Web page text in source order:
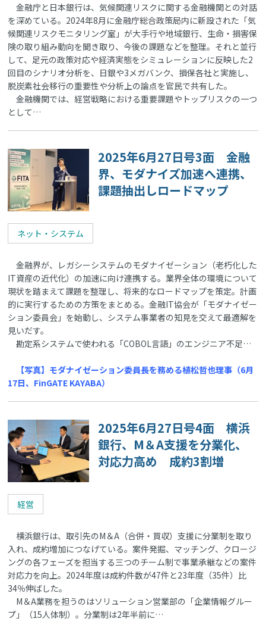
金融庁と日本銀行は、気候関連リスクに関する金融機関との対話
を深めている。2024年8月に金融庁総合政策局内に新設された「気
候関連リスクモニタリング室」が大手行や地域銀行、生命・損害保
険の取り組み動向を聞き取り、今後の課題などを整理。それと並行
して、足元の政策対応や経済実態をシミュレーションに反映した2
回目のシナリオ分析を、日銀や3メガバンク、損保各社と実施し、
脱炭素社会移行の重要性や分析上の論点を官民で共有した。
金融機関では、経営戦略における重要課題やトップリスクの一つ
として…
2025年6月27日号3面 金融
界、モダナイズ加速へ連携、
課題抽出しロードマップ
ネット・システム
金融界が、レガシーシステムのモダナイゼーション（老朽化した
IT資産の近代化）の加速に向け連携する。業界全体の環境について
現状を踏まえて課題を整理し、将来的なロードマップを策定。計画
的に実行するための方策をまとめる。金融IT協会が「モダナイゼー
ション委員会」を始動し、システム事業者の知見を交えて最適解を
見いだす。
勘定系システムで使われる「COBOL言語」のエンジニア不足…
【写真】モダナイゼーション委員長を務める植松哲也理事（6月
17日、FinGATE KAYABA）
2025年6月27日号4面 横浜
銀行、M＆A支援を分業化、
対応力高め 成約3割増
経営
横浜銀行は、取引先のM＆A（合併・買収）支援に分業制を取り
入れ、成約増加につなげている。案件発掘、マッチング、クロージ
ングの各フェーズを担当する三つのチーム制で事業承継などの案件
対応力を向上。2024年度は成約件数が47件と23年度（35件）比
34％伸ばした。
M＆A業務を担うのはソリューション営業部の「企業情報グルー
プ」（15人体制）。分業制は2年半前に…